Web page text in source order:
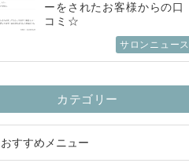
ーをされたお客様からの口
コミ☆
サロンニュース
カテゴリー
おすすめメニュー